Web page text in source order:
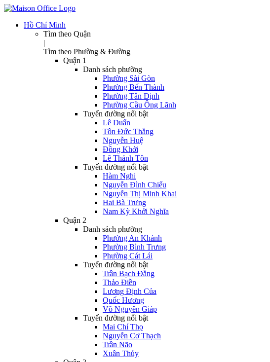
Hồ Chí Minh
Tìm theo Quận
|
Tìm theo Phường & Đường
Quận 1
Danh sách phường
Phường Sài Gòn
Phường Bến Thành
Phường Tân Định
Phường Cầu Ông Lãnh
Tuyến đường nổi bật
Lê Duẩn
Tôn Đức Thắng
Nguyễn Huệ
Đồng Khởi
Lê Thánh Tôn
Tuyến đường nổi bật
Hàm Nghi
Nguyễn Đình Chiểu
Nguyễn Thị Minh Khai
Hai Bà Trưng
Nam Kỳ Khởi Nghĩa
Quận 2
Danh sách phường
Phường An Khánh
Phường Bình Trưng
Phường Cát Lái
Tuyến đường nổi bật
Trần Bạch Đằng
Thảo Điền
Lương Định Của
Quốc Hương
Võ Nguyên Giáp
Tuyến đường nổi bật
Mai Chí Thọ
Nguyễn Cơ Thạch
Trần Não
Xuân Thủy